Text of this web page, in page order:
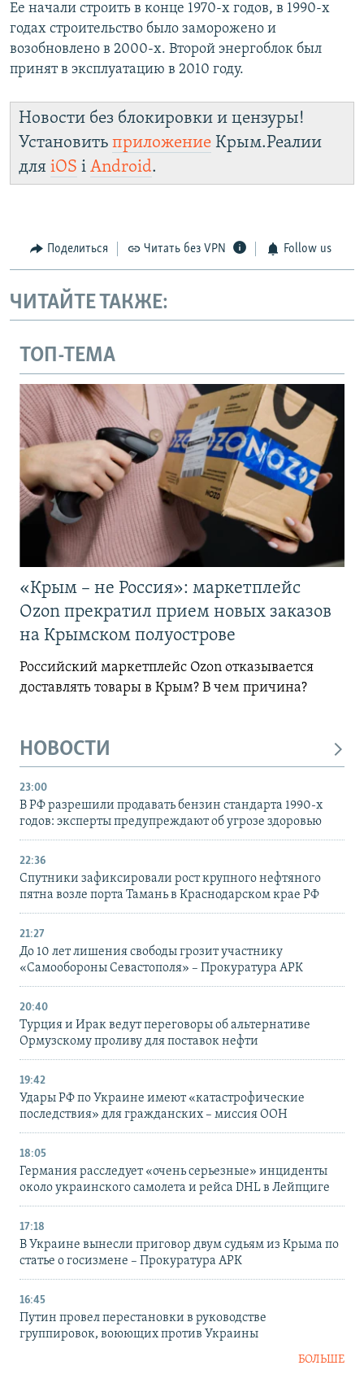
Ее начали строить в конце 1970-х годов, в 1990-х
годах строительство было заморожено и
возобновлено в 2000-х. Второй энергоблок был
принят в эксплуатацию в 2010 году.
Новости без блокировки и цензуры!
Установить приложение Крым.Реалии
для iOS і Android.
Поделиться Читать без VPN Follow us
ЧИТАЙТЕ ТАКЖЕ:
ТОП-ТЕМА
«Крым – не Россия»: маркетплейс
Ozon прекратил прием новых заказов
на Крымском полуострове
Российский маркетплейс Ozon отказывается
доставлять товары в Крым? В чем причина?
НОВОСТИ
23:00
В РФ разрешили продавать бензин стандарта 1990-х
годов: эксперты предупреждают об угрозе здоровью
22:36
Спутники зафиксировали рост крупного нефтяного
пятна возле порта Тамань в Краснодарском крае РФ
21:27
До 10 лет лишения свободы грозит участнику
«Самообороны Севастополя» – Прокуратура АРК
20:40
Турция и Ирак ведут переговоры об альтернативе
Ормузскому проливу для поставок нефти
19:42
Удары РФ по Украине имеют «катастрофические
последствия» для гражданских – миссия ООН
18:05
Германия расследует «очень серьезные» инциденты
около украинского самолета и рейса DHL в Лейпциге
17:18
В Украине вынесли приговор двум судьям из Крыма по
статье о госизмене – Прокуратура АРК
16:45
Путин провел перестановки в руководстве
группировок, воюющих против Украины
БОЛЬШЕ